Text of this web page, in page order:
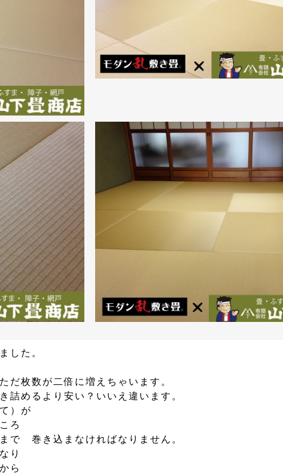
した。
だ枚数が二倍に増えちゃいます。
めるより安い？いいえ違います。
）が
ろ
巻き込まなければなりません。
り
ら